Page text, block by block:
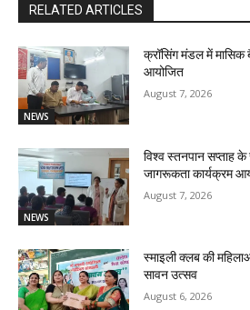
RELATED ARTICLES
NEWS
क्रॉसिंग मंडल में मासिक
आयोजित
August 7, 2026
NEWS
विश्व स्तनपान सप्ताह
जागरूकता कार्यक्रम
August 7, 2026
स्माइली क्लब की
सावन उत्सव
August 6, 2026